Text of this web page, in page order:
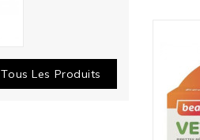
Tous Les Produits